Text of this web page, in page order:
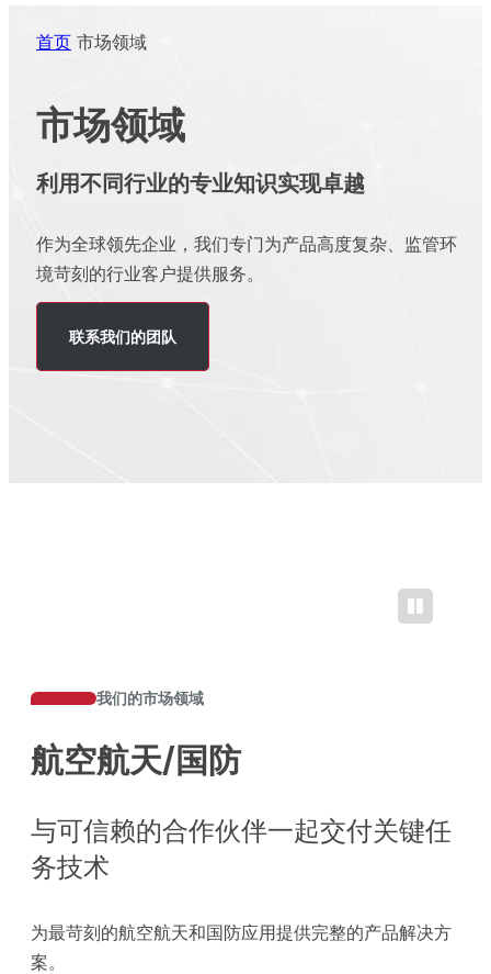
首页 市场领域
市场领域
利用不同行业的专业知识实现卓越
作为全球领先企业，我们专门为产品高度复杂、监管环
境苛刻的行业客户提供服务。
联系我们的团队
我们的市场领域
航空航天/国防
与可信赖的合作伙伴一起交付关键任
务技术
为最苛刻的航空航天和国防应用提供完整的产品解决方
案。